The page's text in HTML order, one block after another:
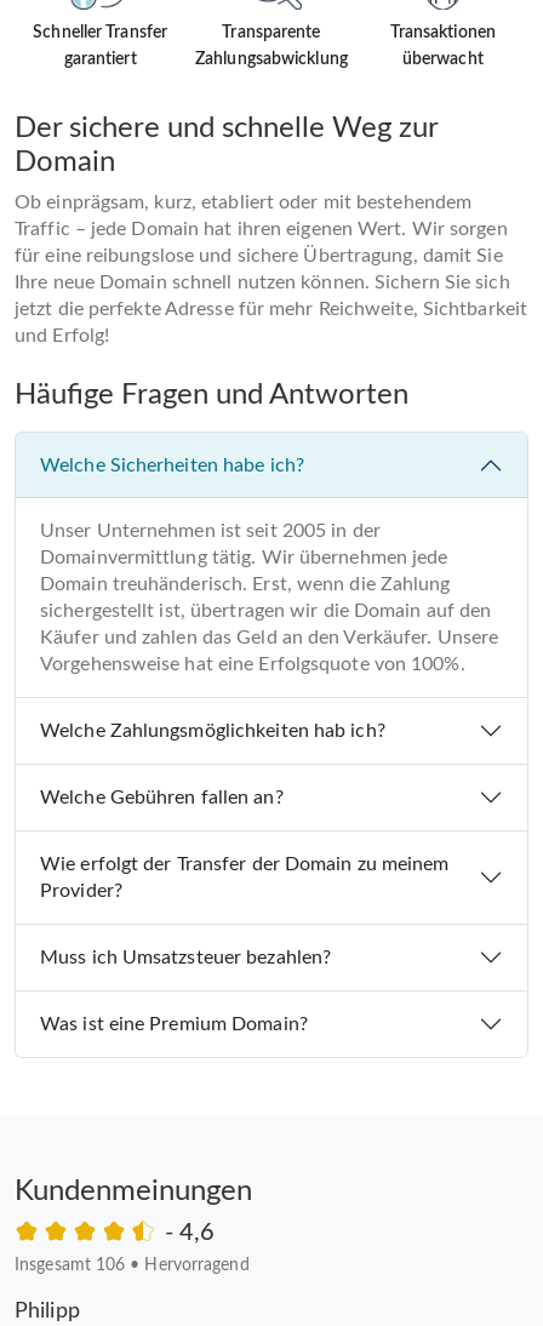
Schneller Transfer
garantiert
Transparente
Zahlungsabwicklung
Transaktionen
überwacht
Der sichere und schnelle Weg zur
Domain
Ob einprägsam, kurz, etabliert oder mit bestehendem
Traffic – jede Domain hat ihren eigenen Wert. Wir sorgen
für eine reibungslose und sichere Übertragung, damit Sie
Ihre neue Domain schnell nutzen können. Sichern Sie sich
jetzt die perfekte Adresse für mehr Reichweite, Sichtbarkeit
und Erfolg!
Häufige Fragen und Antworten
Welche Sicherheiten habe ich?
Unser Unternehmen ist seit 2005 in der
Domainvermittlung tätig. Wir übernehmen jede
Domain treuhänderisch. Erst, wenn die Zahlung
sichergestellt ist, übertragen wir die Domain auf den
Käufer und zahlen das Geld an den Verkäufer. Unsere
Vorgehensweise hat eine Erfolgsquote von 100%.
Welche Zahlungsmöglichkeiten hab ich?
Welche Gebühren fallen an?
Wie erfolgt der Transfer der Domain zu meinem
Provider?
Muss ich Umsatzsteuer bezahlen?
Was ist eine Premium Domain?
Kundenmeinungen
- 4,6
Insgesamt 106 • Hervorragend
Philipp